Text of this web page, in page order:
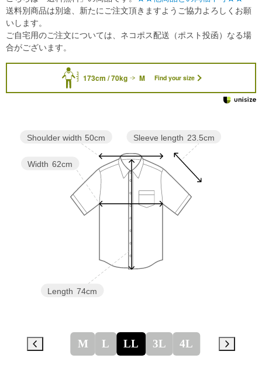
173cm / 70kg M Find your size
Sleeve length 23.5cm
Length 74cm
Width 62cm
Shoulder width 50cm
M L LL 3L 4L
送料別商品は別途、新たにご注文頂きますようご協力よろしくお願
いします。
ご自宅用のご注文については、ネコポス配送（ポスト投函）なる場
合がございます。